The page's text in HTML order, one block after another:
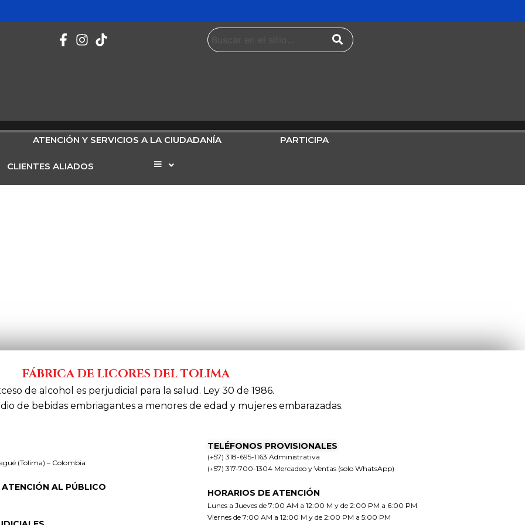
ATENCIÓN Y SERVICIOS A LA CIUDADANÍA PARTICIPA
CLIENTES ALIADOS Elemento
menú
FÁBRICA DE LICORES DEL TOLIMA
de alcohol es perjudicial para la salud. Ley 30 de 1986.
de bebidas embriagantes a menores de edad y mujeres embarazadas.
(Tolima) – Colombia
AL PÚBLICO
TELÉFONOS PROVISIONALES
(+57) 318-695-1163 Administrativa
(+57) 317-700-1304 Mercadeo y Ventas (solo WhatsApp)
HORARIOS DE ATENCIÓN
Lunes a Jueves de 7:00 AM a 12:00 M y de 2:00 PM a 6:00 PM
Viernes de 7:00 AM a 12:00 M y de 2:00 PM a 5:00 PM